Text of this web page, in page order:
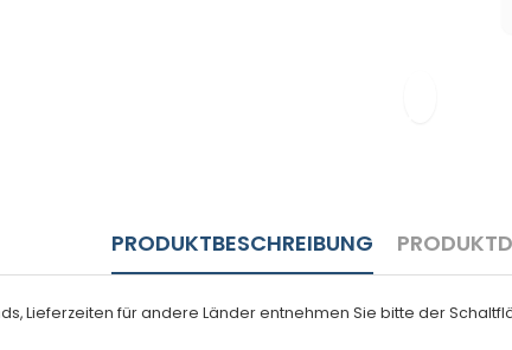
PRODUKTBESCHREIBUNG
Lieferzeiten für andere Länder entnehmen Sie bitte der